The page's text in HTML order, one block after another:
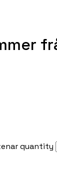
quantity